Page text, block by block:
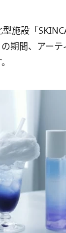
施設「
期間、アー